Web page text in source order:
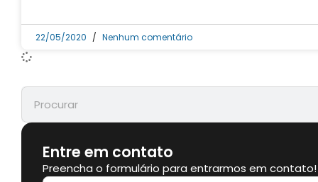
22/05/2020 Nenhum comentário
Entre em contato
Preencha o formulário para entrarmos em contato!